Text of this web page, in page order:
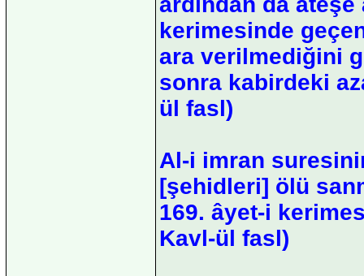
kerimesinde
ara verilmediğini
sonra kabirdeki
ül fasl)
Al-i imran
[şehidleri] ölü
169. âyet-i
Kavl-ül fasl)